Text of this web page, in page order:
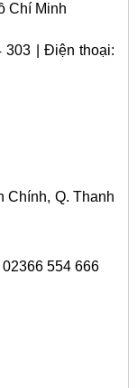
Chí Minh
303 | Điện thoại:
Chính, Q. Thanh
554 666